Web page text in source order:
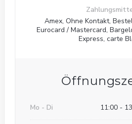
Amex, Ohne Kontakt,
Eurocard / Mastercard,
Express, carte
Mo - Di 11:00 -
Le